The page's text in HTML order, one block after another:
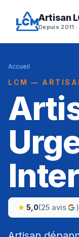
Artisan
Depuis 2011
Accueil
LCM —
5,0(25 avis )